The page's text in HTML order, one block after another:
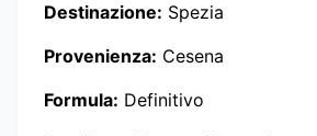
Destinazione: Spezia
Provenienza: Cesena
Formula: Definitivo